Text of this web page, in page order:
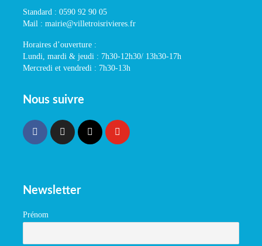
Standard : 0590 92 90 05
Mail : mairie@villetroisrivieres.fr
Horaires d’ouverture :
Lundi, mardi & jeudi : 7h30-12h30/ 13h30-17h
Mercredi et vendredi : 7h30-13h
Nous suivre
Newsletter
Prénom